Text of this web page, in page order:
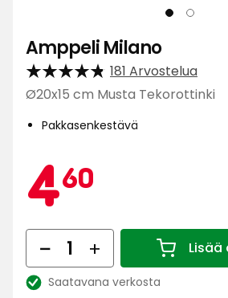
Amppeli Milano
181 Arvostelua
Ø20x15 cm Musta Tekorottinki
Pakkasenkestävä
460
€
Määrä
KatsoSaatavana verkosta